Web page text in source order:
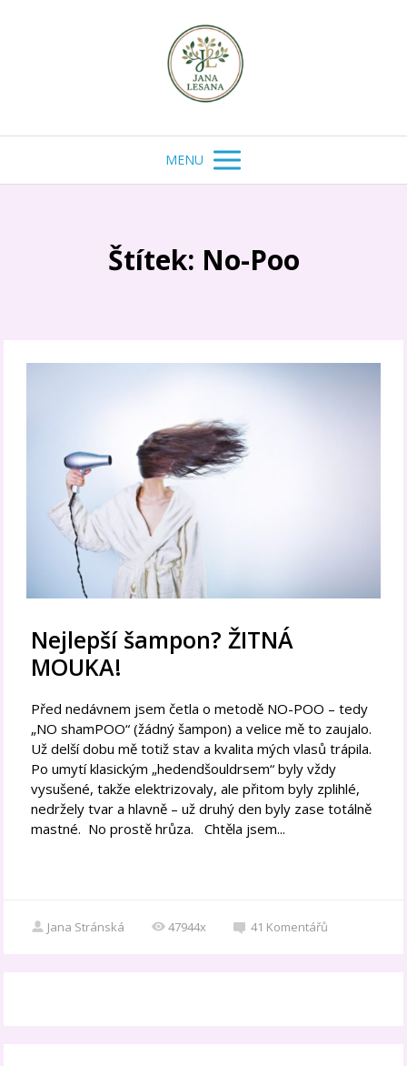
MENU
Štítek: No-Poo
Nejlepší šampon? ŽITNÁ
MOUKA!
Před nedávnem jsem četla o metodě NO-POO – tedy
„NO shamPOO“ (žádný šampon) a velice mě to zaujalo.
Už delší dobu mě totiž stav a kvalita mých vlasů trápila.
Po umytí klasickým „hedendšouldrsem“ byly vždy
vysušené, takže elektrizovaly, ale přitom byly zplihlé,
nedržely tvar a hlavně – už druhý den byly zase totálně
mastné. No prostě hrůza. Chtěla jsem...
Jana Stránská 47944x 41 Komentářů